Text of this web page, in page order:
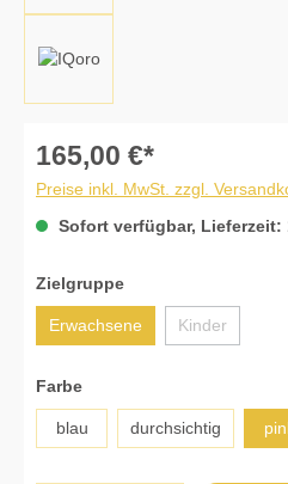
165,00 €*
Preise inkl. MwSt. zzgl.
Sofort verfügbar, Lieferzeit:
Zielgruppeauswählen
Erwachsene Kinder
(Diese
Farbeauswählen
blau durchsichtig